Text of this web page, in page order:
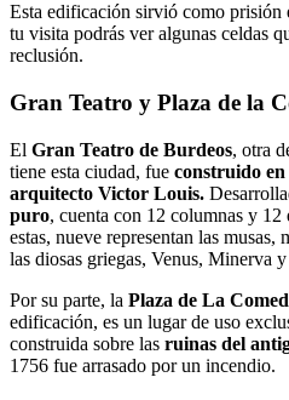
Esta edificación sirvió como prisión
tu visita podrás ver algunas celdas
reclusión.
Gran Teatro y Plaza de la
El Gran Teatro de Burdeos, otra
tiene esta ciudad, fue construido
arquitecto Victor Louis.
puro, cuenta con 12 columnas y 12
estas, nueve representan las musas,
las diosas griegas, Venus, Minerva
Por su parte, la Plaza de La
edificación, es un lugar de uso
construida sobre las ruinas del
1756 fue arrasado por un incendio.